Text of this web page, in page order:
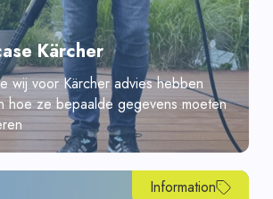
Kärcher
wij voor Kärcher advies hebben
hoe ze bepaalde gegevens moeten
Information